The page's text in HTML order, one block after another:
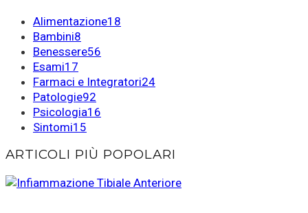
Alimentazione18
Bambini8
Benessere56
Esami17
Farmaci e Integratori24
Patologie92
Psicologia16
Sintomi15
ARTICOLI PIÙ POPOLARI